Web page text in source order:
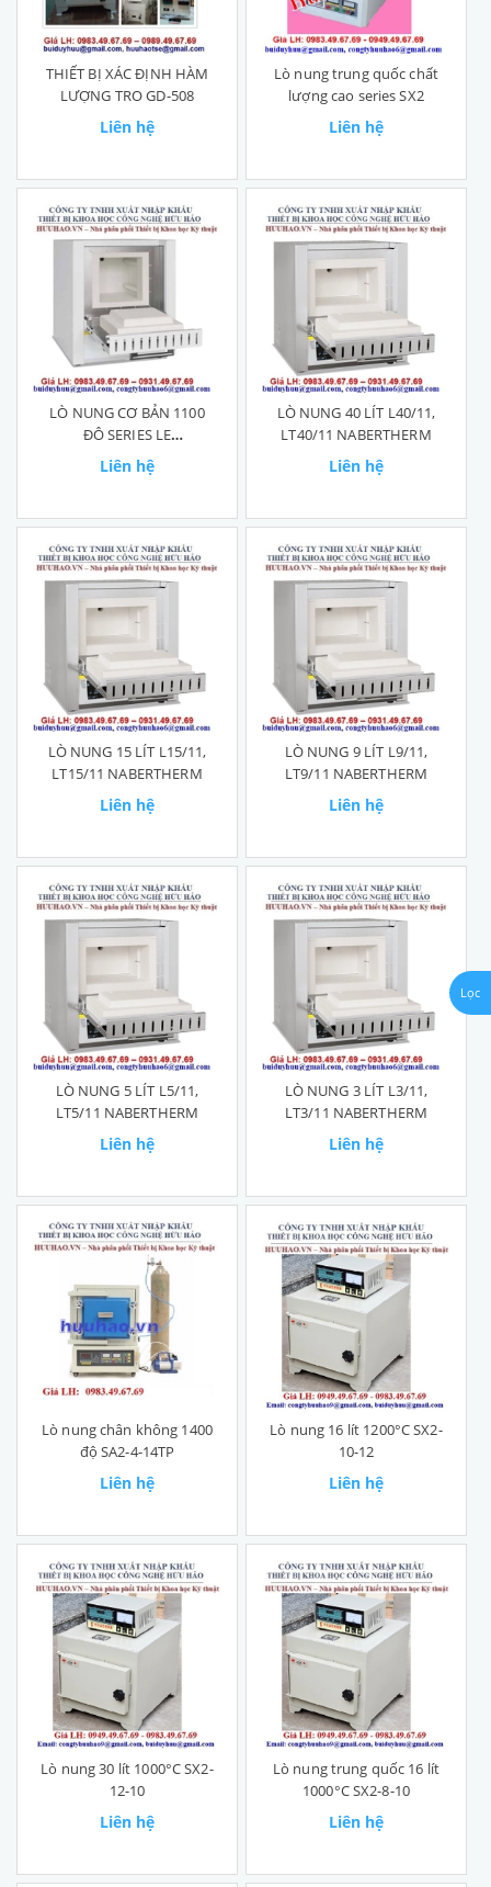
THIẾT BỊ XÁC ĐỊNH HÀM
LƯỢNG TRO GD-508
Liên hệ
Lò nung trung quốc chất
lượng cao series SX2
Liên hệ
LÒ NUNG CƠ BẢN 1100
ĐÔ SERIES LE
NABERTHERM
Liên hệ
LÒ NUNG 40 LÍT L40/11,
LT40/11 NABERTHERM
Liên hệ
LÒ NUNG 15 LÍT L15/11,
LT15/11 NABERTHERM
Liên hệ
LÒ NUNG 9 LÍT L9/11,
LT9/11 NABERTHERM
Liên hệ
LÒ NUNG 5 LÍT L5/11,
LT5/11 NABERTHERM
Liên hệ
LÒ NUNG 3 LÍT L3/11,
LT3/11 NABERTHERM
Liên hệ
Lò nung chân không 1400
độ SA2-4-14TP
Liên hệ
Lò nung 16 lít 1200°C SX2-
10-12
Liên hệ
Lò nung 30 lít 1000°C SX2-
12-10
Liên hệ
Lò nung trung quốc 16 lít
1000°C SX2-8-10
Liên hệ
Lọc